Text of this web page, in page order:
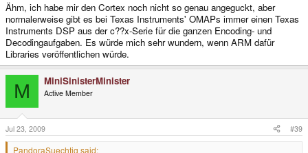
Ähm, ich habe mir den Cortex noch nicht so genau angeguckt, aber
normalerweise gibt es bei Texas Instruments' OMAPs immer einen Texas
Instruments DSP aus der c??x-Serie für die ganzen Encoding- und
Decodingaufgaben. Es würde mich sehr wundern, wenn ARM dafür
Libraries veröffentlichen würde.
M MiniSinisterMinister
Active Member
Jul 23, 2009 #39
PandoraSuechtig said: